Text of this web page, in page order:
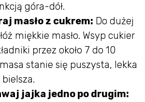
góra-dół.
masło z cukrem: Do dużej
miękkie masło. Wsyp cukier
przez około 7 do 10
stanie się puszysta, lekka
jajka jedno po drugim: